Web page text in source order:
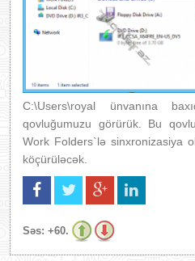
C:\Users\royal ünvanına
qovluğumuzu görürük. Bu
Work Folders`lə sinxronizasiya
köçürüləcək.
Səs: +60.